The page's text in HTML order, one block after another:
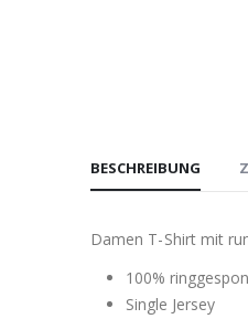
BESCHREIBUNG
Damen T-Shirt mit
100%
Single Jersey